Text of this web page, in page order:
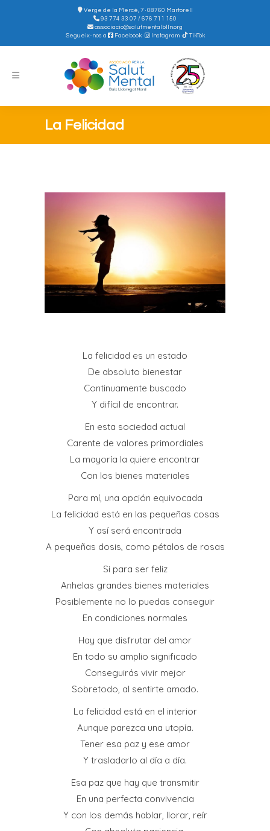
Verge de la Mercè, 7 · 08760 Martorell
93 774 33 07 / 676 711 150
associacio@salutmentalblln.org
Segueix-nos a
Facebook· Instagram· TikTok
La Felicidad
La felicidad es un estado
De absoluto bienestar
Continuamente buscado
Y difícil de encontrar.
En esta sociedad actual
Carente de valores primordiales
La mayoría la quiere encontrar
Con los bienes materiales
Para mí, una opción equivocada
La felicidad está en las pequeñas cosas
Y así será encontrada
A pequeñas dosis, como pétalos de rosas
Si para ser feliz
Anhelas grandes bienes materiales
Posiblemente no lo puedas conseguir
En condiciones normales
Hay que disfrutar del amor
En todo su amplio significado
Conseguirás vivir mejor
Sobretodo, al sentirte amado.
La felicidad está en el interior
Aunque parezca una utopía.
Tener esa paz y ese amor
Y trasladarlo al día a día.
Esa paz que hay que transmitir
En una perfecta convivencia
Y con los demás hablar, llorar, reír